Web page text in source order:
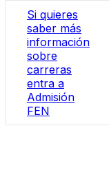
Si quieres
saber más
información
sobre
carreras
entra a
Admisión
FEN